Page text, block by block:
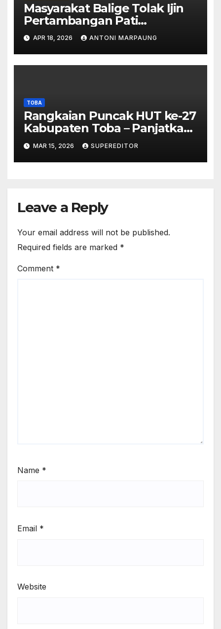
Masyarakat Balige Tolak Ijin
Pertambangan Pati
Simanjuntak – btc Akan
Investigasi Proses Perijinan
APR 18, 2026 ANTONI MARPAUNG
TOBA
Rangkaian Puncak HUT ke-27
Kabupaten Toba – Panjatkan
Doa Untuk Kesejahteraan
MAR 15, 2026 SUPEREDITOR
Leave a Reply
Your email address will not be published.
Required fields are marked *
Comment *
Name *
Email *
Website